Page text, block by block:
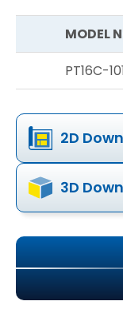
MODEL
PT16C-
2D
3D